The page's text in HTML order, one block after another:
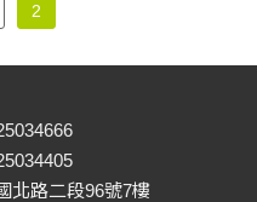
2
北路二段96號7樓